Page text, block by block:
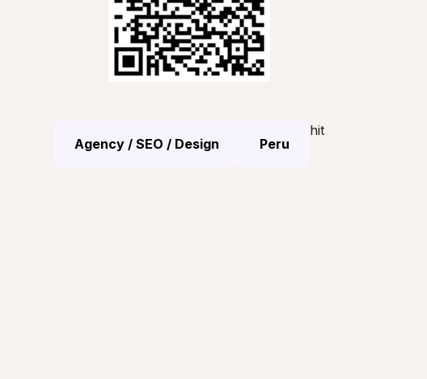
Agency / SEO / Design Peru
hit